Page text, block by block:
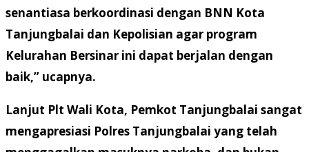
senantiasa berkoordinasi dengan BNN Kota
Tanjungbalai dan Kepolisian agar program
Kelurahan Bersinar ini dapat berjalan dengan
baik,” ucapnya.
Lanjut Plt Wali Kota, Pemkot Tanjungbalai sangat
mengapresiasi Polres Tanjungbalai yang telah